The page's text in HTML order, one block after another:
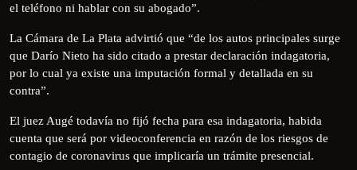
el teléfono ni hablar con su abogado”.
La Cámara de La Plata advirtió que “de los autos principales surge
que Darío Nieto ha sido citado a prestar declaración indagatoria,
por lo cual ya existe una imputación formal y detallada en su
contra”.
El juez Augé todavía no fijó fecha para esa indagatoria, habida
cuenta que será por videoconferencia en razón de los riesgos de
contagio de coronavirus que implicaría un trámite presencial.